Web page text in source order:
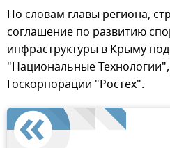
По словам главы региона,
соглашение по развитию
инфраструктуры в Крыму
"Национальные Технологии",
Госкорпорации "Ростех".